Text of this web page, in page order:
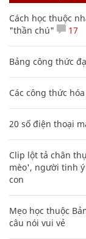
Cách học thuộc
"thần chú"
17
Bảng công thức
Các công thức
20 số điện thoại
Clip lột tả chân
mèo', người tinh
con
Mẹo học thuộc
câu nói vui vẻ